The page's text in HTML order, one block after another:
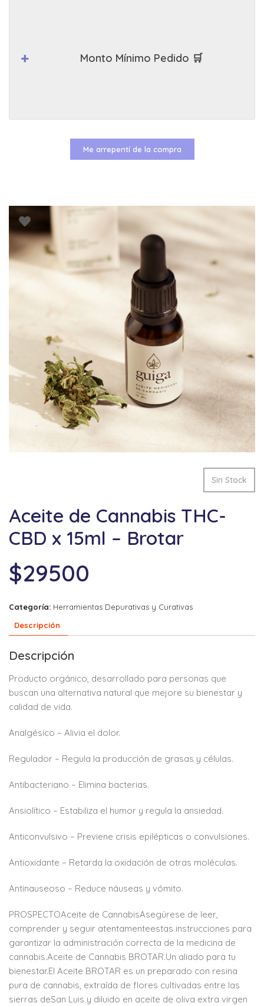
Sin Stock
Aceite de Cannabis THC-
CBD x 15ml – Brotar
$29500
Categoría: Herramientas Depurativas y Curativas
Descripción
Descripción
Producto orgánico, desarrollado para personas que
buscan una alternativa natural que mejore su bienestar y
calidad de vida.
Analgésico – Alivia el dolor.
Regulador – Regula la producción de grasas y células.
Antibacteriano – Elimina bacterias.
Ansiolítico – Estabiliza el humor y regula la ansiedad.
Anticonvulsivo – Previene crisis epilépticas o convulsiones.
Antioxidante – Retarda la oxidación de otras moléculas.
Antinauseoso – Reduce náuseas y vómito.
PROSPECTOAceite de CannabisAsegúrese de leer,
comprender y seguir atentamenteestas instrucciones para
garantizar la administración correcta de la medicina de
cannabis.Aceite de Cannabis BROTAR.Un aliado para tu
bienestar.El Aceite BROTAR es un preparado con resina
pura de cannabis, extraída de flores cultivadas entre las
sierras deSan Luis y diluido en aceite de oliva extra virgen
Monto Mínimo Pedido 🛒
Me arrepentí de la compra